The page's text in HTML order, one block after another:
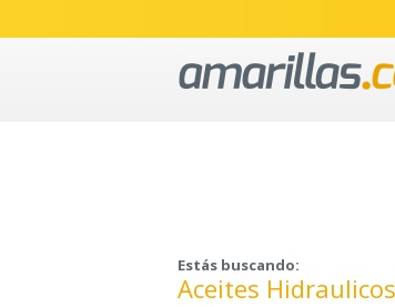
Estás buscando:
Aceites